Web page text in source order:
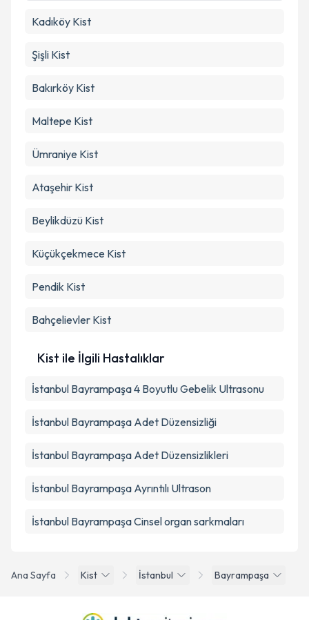
Ana Sayfa Kist İstanbul Bayrampaşa
Kadıköy Kist
Şişli Kist
Bakırköy Kist
Maltepe Kist
Ümraniye Kist
Ataşehir Kist
Beylikdüzü Kist
Küçükçekmece Kist
Pendik Kist
Bahçelievler Kist
Kist ile İlgili Hastalıklar
İstanbul Bayrampaşa 4 Boyutlu Gebelik Ultrasonu
İstanbul Bayrampaşa Adet Düzensizliği
İstanbul Bayrampaşa Adet Düzensizlikleri
İstanbul Bayrampaşa Ayrıntılı Ultrason
İstanbul Bayrampaşa Cinsel organ sarkmaları